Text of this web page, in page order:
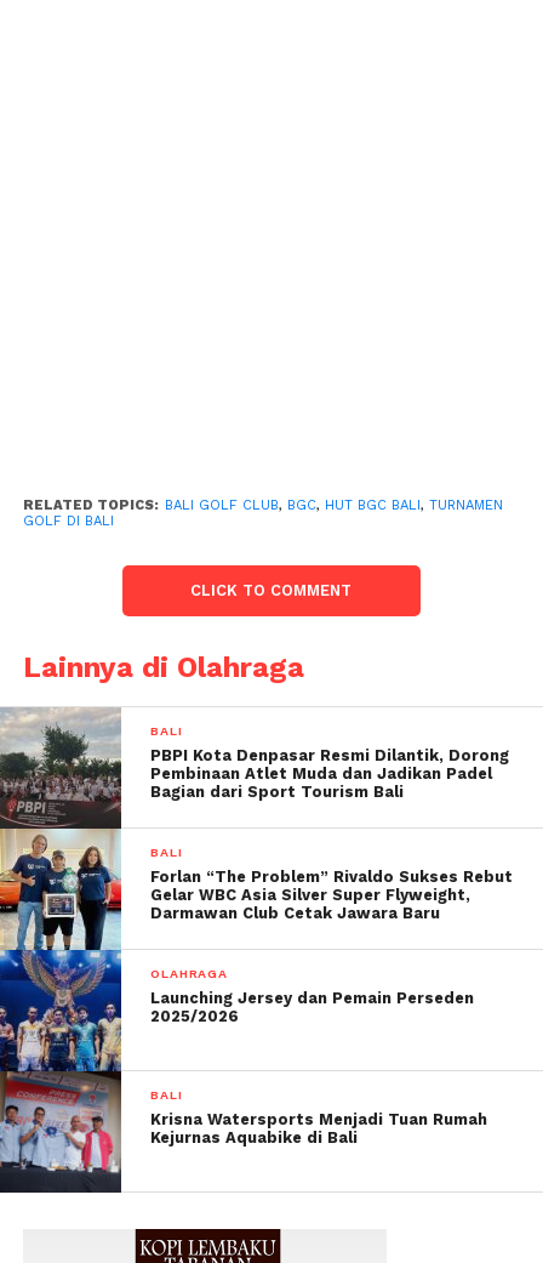
RELATED TOPICS: BALI GOLF CLUB, BGC, HUT BGC BALI , TURNAMEN
GOLF DI BALI
CLICK TO COMMENT
Lainnya di Olahraga
BALI
PBPI Kota Denpasar Resmi Dilantik, Dorong
Pembinaan Atlet Muda dan Jadikan Padel
Bagian dari Sport Tourism Bali
BALI
Forlan “The Problem” Rivaldo Sukses Rebut
Gelar WBC Asia Silver Super Flyweight,
Darmawan Club Cetak Jawara Baru
OLAHRAGA
Launching Jersey dan Pemain Perseden
2025/2026
BALI
Krisna Watersports Menjadi Tuan Rumah
Kejurnas Aquabike di Bali